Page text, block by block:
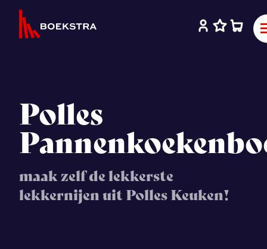
Polles
maak zelf de lekkerste
lekkernijen uit Polles Keuken!